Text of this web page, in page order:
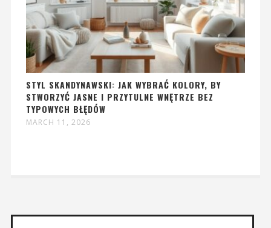
STYL SKANDYNAWSKI: JAK WYBRAĆ KOLORY, BY
STWORZYĆ JASNE I PRZYTULNE WNĘTRZE BEZ
TYPOWYCH BŁĘDÓW
MARCH 11, 2026